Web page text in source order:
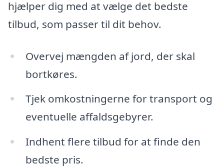
hjælper dig med at vælge det bedste
tilbud, som passer til dit behov.
Overvej mængden af jord, der skal
bortkøres.
Tjek omkostningerne for transport og
eventuelle affaldsgebyrer.
Indhent flere tilbud for at finde den
bedste pris.